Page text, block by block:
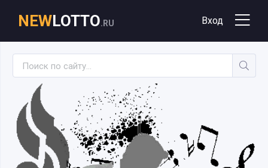
NEWLOTTO.RU Вход